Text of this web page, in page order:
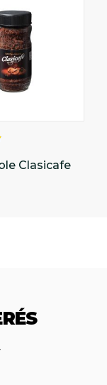
Clasicafe